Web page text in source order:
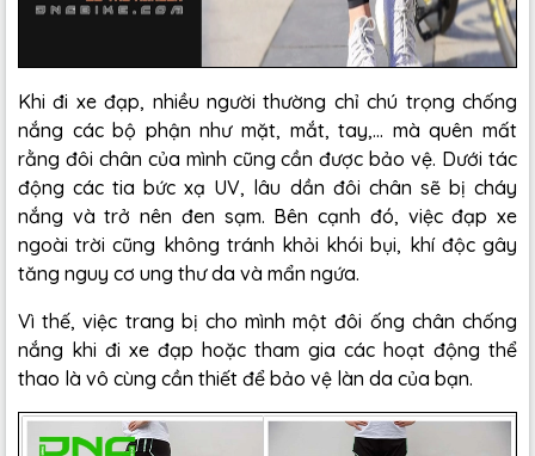
Khi đi xe đạp, nhiều người thường chỉ chú trọng chống
nắng các bộ phận như mặt, mắt, tay,... mà quên mất
rằng đôi chân của mình cũng cần được bảo vệ. Dưới tác
động các tia bức xạ UV, lâu dần đôi chân sẽ bị cháy
nắng và trở nên đen sạm. Bên cạnh đó, việc đạp xe
ngoài trời cũng không tránh khỏi khói bụi, khí độc gây
tăng nguy cơ ung thư da và mẩn ngứa.
Vì thế, việc trang bị cho mình một đôi ống chân chống
nắng khi đi xe đạp hoặc tham gia các hoạt động thể
thao là vô cùng cần thiết để bảo vệ làn da của bạn.